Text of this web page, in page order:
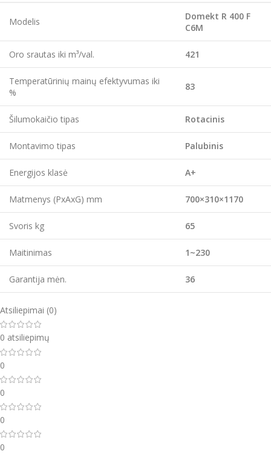
Modelis
Domekt R 400 F
C6M
Oro srautas iki m³/val. 421
Temperatūrinių mainų efektyvumas iki
%
83
Šilumokaičio tipas Rotacinis
Montavimo tipas Palubinis
Energijos klasė A+
Matmenys (PxAxG) mm 700×310×1170
Svoris kg 65
Maitinimas 1~230
Garantija mėn. 36
Atsiliepimai (0)
0 atsiliepimų
0
0
0
0